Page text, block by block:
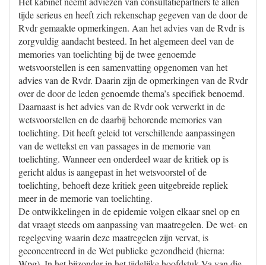
tijde serieus en heeft zich rekenschap gegeven van de door de
Rvdr gemaakte opmerkingen. Aan het advies van de Rvdr is
zorgvuldig aandacht besteed. In het algemeen deel van de
memories van toelichting bij de twee genoemde
wetsvoorstellen is een samenvatting opgenomen van het
advies van de Rvdr. Daarin zijn de opmerkingen van de Rvdr
over de door de leden genoemde thema’s specifiek benoemd.
Daarnaast is het advies van de Rvdr ook verwerkt in de
wetsvoorstellen en de daarbij behorende memories van
toelichting. Dit heeft geleid tot verschillende aanpassingen
van de wettekst en van passages in de memorie van
toelichting. Wanneer een onderdeel waar de kritiek op is
gericht aldus is aangepast in het wetsvoorstel of de
toelichting, behoeft deze kritiek geen uitgebreide repliek
meer in de memorie van toelichting.
De ontwikkelingen in de epidemie volgen elkaar snel op en
dat vraagt steeds om aanpassing van maatregelen. De wet- en
regelgeving waarin deze maatregelen zijn vervat, is
geconcentreerd in de Wet publieke gezondheid (hierna: